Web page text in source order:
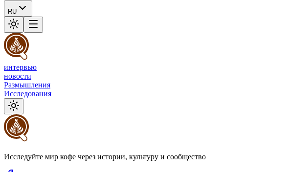
RU
интервью
новости
Размышления
Исследования
Исследуйте мир кофе через истории, культуру и сообщество